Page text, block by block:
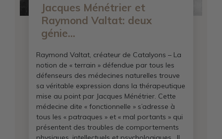
Jacques Ménétrier et
Raymond Valtat: deux
génie...
Raymond Valtat, créateur de Catalyons – La
notion de « terrain » défendue par tous les
défenseurs des médecines naturelles trouve
sa véritable expression dans la thérapeutique
mise au point par Jacques Ménétrier. Cette
médecine dite « fonctionnelle » s’adresse à
tous les « patraques » et « mal portants » qui
présentent des troubles de comportements